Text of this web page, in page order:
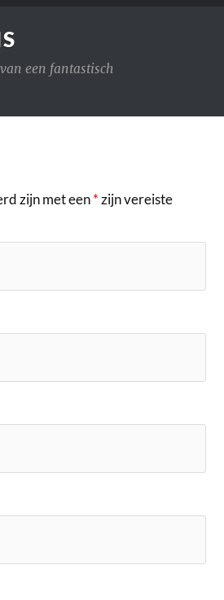
een fantastisch
zijn met een*zijn vereiste